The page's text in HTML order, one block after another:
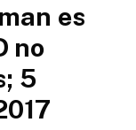
es
no
5